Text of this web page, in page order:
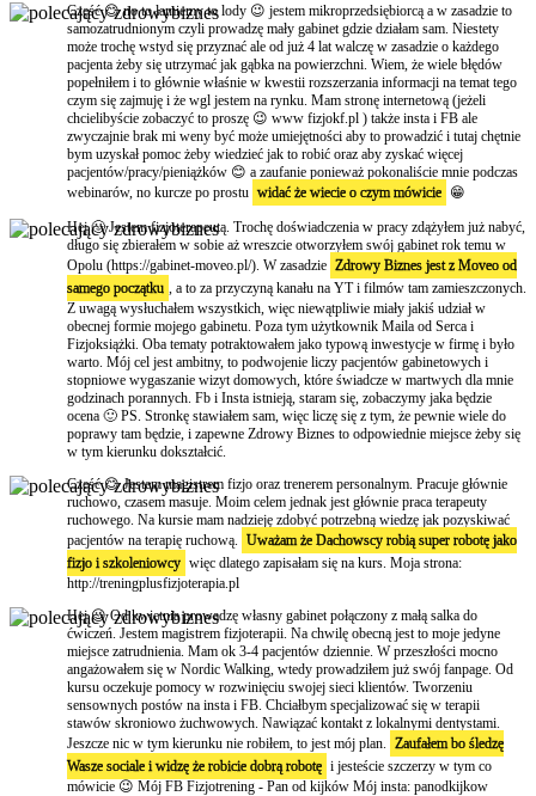
Część 😊 no to łamiemy to lody 😉 jestem mikroprzedsiębiorcą a w zasadzie to
samozatrudnionym czyli prowadzę mały gabinet gdzie działam sam. Niestety
może trochę wstyd się przyznać ale od już 4 lat walczę w zasadzie o każdego
pacjenta żeby się utrzymać jak gąbka na powierzchni. Wiem, że wiele błędów
popełniłem i to głównie właśnie w kwestii rozszerzania informacji na temat tego
czym się zajmuję i że wgl jestem na rynku. Mam stronę internetową (jeżeli
chcielibyście zobaczyć to proszę 😉 www fizjokf.pl ) także insta i FB ale
zwyczajnie brak mi weny być może umiejętności aby to prowadzić i tutaj chętnie
bym uzyskał pomoc żeby wiedzieć jak to robić oraz aby zyskać więcej
pacjentów/pracy/pieniążków 😊 a zaufanie ponieważ pokonaliście mnie podczas
webinarów, no kurcze po prostu widać że wiecie o czym mówicie 😁
Hej 🙂 Jestem fizjoterapeutą. Trochę doświadczenia w pracy zdążyłem już nabyć,
długo się zbierałem w sobie aż wreszcie otworzyłem swój gabinet rok temu w
Opolu (https://gabinet-moveo.pl/). W zasadzie Zdrowy Biznes jest z Moveo od
samego początku
, a to za przyczyną kanału na YT i filmów tam zamieszczonych.
Z uwagą wysłuchałem wszystkich, więc niewątpliwie miały jakiś udział w
obecnej formie mojego gabinetu. Poza tym użytkownik Maila od Serca i
Fizjoksiążki. Oba tematy potraktowałem jako typową inwestycje w firmę i było
warto. Mój cel jest ambitny, to podwojenie liczy pacjentów gabinetowych i
stopniowe wygaszanie wizyt domowych, które świadcze w martwych dla mnie
godzinach porannych. Fb i Insta istnieją, staram się, zobaczymy jaka będzie
ocena 🙂 PS. Stronkę stawiałem sam, więc liczę się z tym, że pewnie wiele do
poprawy tam będzie, i zapewne Zdrowy Biznes to odpowiednie miejsce żeby się
w tym kierunku dokształcić.
Cześć 😊 Jestem magistrem fizjo oraz trenerem personalnym. Pracuje głównie
ruchowo, czasem masuje. Moim celem jednak jest głównie praca terapeuty
ruchowego. Na kursie mam nadzieję zdobyć potrzebną wiedzę jak pozyskiwać
pacjentów na terapię ruchową.
Uważam że Dachowscy robią super robotę jako
fizjo i szkoleniowcy więc dlatego zapisałam się na kurs. Moja strona:
http://treningplusfizjoterapia.pl
Hej 😉 Od kwietnia prowadzę własny gabinet połączony z małą salka do
ćwiczeń. Jestem magistrem fizjoterapii. Na chwilę obecną jest to moje jedyne
miejsce zatrudnienia. Mam ok 3-4 pacjentów dziennie. W przeszłości mocno
angażowałem się w Nordic Walking, wtedy prowadziłem już swój fanpage. Od
kursu oczekuje pomocy w rozwinięciu swojej sieci klientów. Tworzeniu
sensownych postów na insta i FB. Chciałbym specjalizować się w terapii
stawów skroniowo żuchwowych. Nawiązać kontakt z lokalnymi dentystami.
Jeszcze nic w tym kierunku nie robiłem, to jest mój plan.
Zaufałem bo śledzę
Wasze sociale i widzę że robicie dobrą robotę i jesteście szczerzy w tym co
mówicie 😉 Mój FB Fizjotrening - Pan od kijków Mój insta: panodkijkow